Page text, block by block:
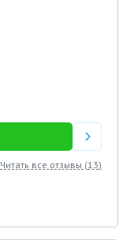
Читать все отзывы (13)